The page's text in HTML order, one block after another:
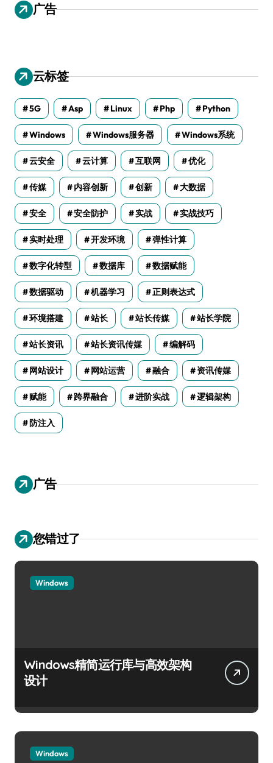
广告
云标签
5G Asp Linux Php Python
Windows Windows服务器 Windows系统
云安全 云计算 互联网 优化
传媒 内容创新 创新 大数据
安全 安全防护 实战 实战技巧
实时处理 开发环境 弹性计算
数字化转型 数据库 数据赋能
数据驱动 机器学习 正则表达式
环境搭建 站长 站长传媒 站长学院
站长资讯 站长资讯传媒 编解码
网站设计 网站运营 融合 资讯传媒
赋能 跨界融合 进阶实战 逻辑架构
防注入
广告
您错过了
Windows
Windows精简运行库与高效架构
设计
Windows